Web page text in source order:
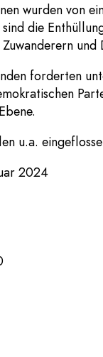
wurden von
die
forderten
u.a.
2024